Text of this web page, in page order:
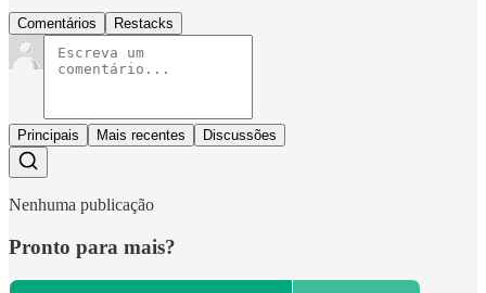
Comentários Restacks
Principais Mais recentes Discussões
Nenhuma publicação
Pronto para mais?